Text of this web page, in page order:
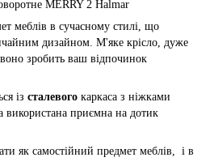
MERRY 2 Halmar
меблів в сучасному стилі, що
дизайном. М'яке крісло, дуже
зробить ваш відпочинок
із сталевого каркаса з ніжками
використана приємна на дотик
як самостійний предмет меблів, і в